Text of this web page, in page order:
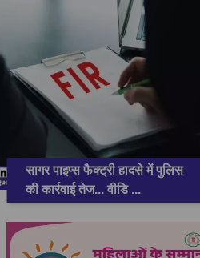
सागर पाइप्स फैक्ट्री हादसे में पुलिस
की कार्रवाई तेज... वीडि...